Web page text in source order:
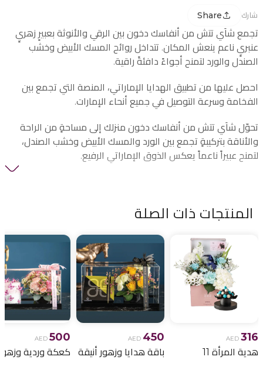
شارك Share
تجمع شاَي تتش من أنفاسك دخون بين الرقي والأنوثة بعبيرٍ زهريٍ
عنبريٍ ناعم ينعش المكان. تتداخل روائح المسك الأبيض وخشب
الصندل والورد لتمنح أجواءً دافئةً راقية.
احصل عليها من تطبيق الهدايا الإماراتي، المنصة التي تجمع بين
الفخامة وسرعة التوصيل في جميع أنحاء الإمارات.
تحوّل شاَي تتش من أنفاسك دخون منزلك إلى مساحةٍ من الراحة
والأناقة بتركيبةٍ تجمع بين الورد والمسك الأبيض وخشب الصندل،
لتمنح عبيراً ناعماً يعكس الذوق الإماراتي الرفيع.
تسوّقها عبر تطبيق الهدايا الإماراتي، الوجهة الرائدة التي تقدّم
أجمل العطور والفواحات بتغليفٍ أنيقٍ وتوصيلٍ سريعٍ في جميع أنحاء
الإمارات.
المنتجات ذات الصلة
AED 316
هدية المرأة 11
AED 450
باقة هدايا وزهور أنيقة
AED 500